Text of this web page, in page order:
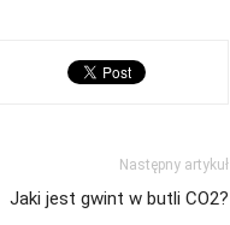
Następny artykuł
Jaki jest gwint w butli CO2?